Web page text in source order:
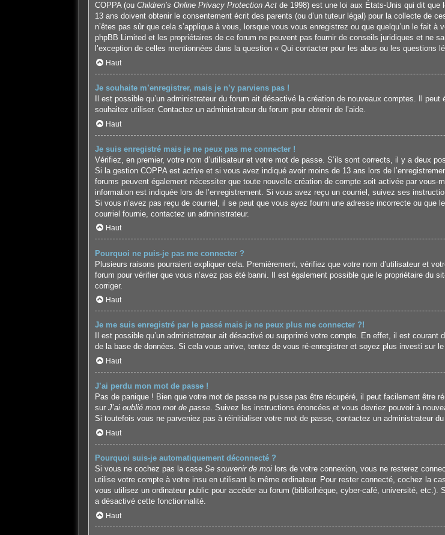
COPPA (ou Children’s Online Privacy Protection Actde 1998) est une loi aux États-Unis qui dit que
13 ans doivent obtenir le consentement écrit des parents (ou d’un tuteur légal) pour la collecte de
n’êtes pas sûr que cela s’applique à vous, lorsque vous vous enregistrez ou que quelqu’un le fait
phpBB Limited et les propriétaires de ce forum ne peuvent pas fournir de conseils juridiques et ne
l’exception de celles mentionnées dans la question « Qui contacter pour les abus ou les questions
Haut
Je souhaite m’enregistrer, mais je n’y parviens pas !
Il est possible qu’un administrateur du forum ait désactivé la création de nouveaux comptes. Il
souhaitez utiliser. Contactez un administrateur du forum pour obtenir de l’aide.
Haut
Je suis enregistré mais je ne peux pas me connecter !
Vérifiez, en premier, votre nom d’utilisateur et votre mot de passe. S’ils sont corrects, il y a deux
Si la gestion COPPA est active et si vous avez indiqué avoir moins de 13 ans lors de
forums peuvent également nécessiter que toute nouvelle création de compte soit activée par
information est indiquée lors de l’enregistrement. Si vous avez reçu un courriel, suivez ses
Si vous n’avez pas reçu de courriel, il se peut que vous ayez fourni une adresse incorrecte ou que
courriel fournie, contactez un administrateur.
Haut
Pourquoi ne puis-je pas me connecter ?
Plusieurs raisons pourraient expliquer cela. Premièrement, vérifiez que votre nom d’utilisateur et
forum pour vérifier que vous n’avez pas été banni. Il est également possible que le propriétaire du
corriger.
Haut
Je me suis enregistré par le passé mais je ne peux plus me connecter ?!
Il est possible qu’un administrateur ait désactivé ou supprimé votre compte. En effet, il est
de la base de données. Si cela vous arrive, tentez de vous ré-enregistrer et soyez plus investi sur
Haut
J’ai perdu mon mot de passe !
Pas de panique ! Bien que votre mot de passe ne puisse pas être récupéré, il peut facilement être
sur J’ai oublié mon mot de passe. Suivez les instructions énoncées et vous devriez pouvoir à
Si toutefois vous ne parveniez pas à réinitialiser votre mot de passe, contactez un administrateur
Haut
Pourquoi suis-je automatiquement déconnecté ?
Si vous ne cochez pas la case Se souvenir de moilors de votre connexion, vous ne resterez
utilise votre compte à votre insu en utilisant le même ordinateur. Pour rester connecté, cochez la
vous utilisez un ordinateur public pour accéder au forum (bibliothèque, cyber-café, université,
a désactivé cette fonctionnalité.
Haut